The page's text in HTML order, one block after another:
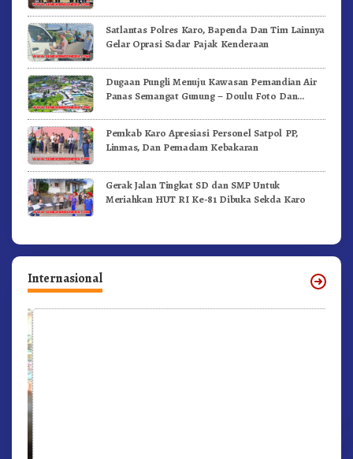
Satlantas Polres Karo, Bapenda Dan Tim Lainnya
Gelar Oprasi Sadar Pajak Kenderaan
Dugaan Pungli Menuju Kawasan Pemandian Air
Panas Semangat Gunung – Doulu Foto Dan
Pemkab Karo Apresiasi Personel Satpol PP,
Linmas, Dan Pemadam Kebakaran
Gerak Jalan Tingkat SD dan SMP Untuk
Meriahkan HUT RI Ke-81 Dibuka Sekda Karo
Internasional